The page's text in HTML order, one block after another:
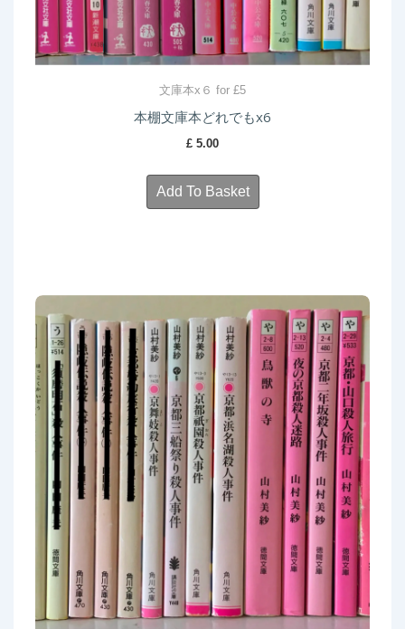
文庫本x６ for £5
本棚文庫本どれでもx6
£ 5.00
Add To Basket